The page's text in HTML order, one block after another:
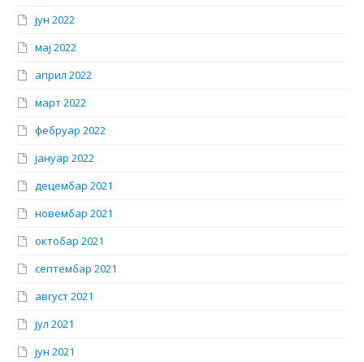
јун 2022
мај 2022
април 2022
март 2022
фебруар 2022
јануар 2022
децембар 2021
новембар 2021
октобар 2021
септембар 2021
август 2021
јул 2021
јун 2021